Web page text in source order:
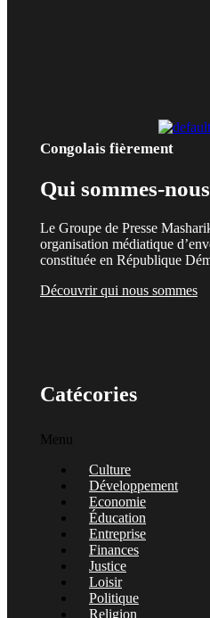
Congolais fièrement
Qui sommes-
Le Groupe de Presse
organisation médiatique
constituée en République
Découvrir qui nous sommes
Catécories
Menu
Culture
Développement
Economie
Éducation
Entreprise
Finances
Justice
Loisir
Politique
Religion